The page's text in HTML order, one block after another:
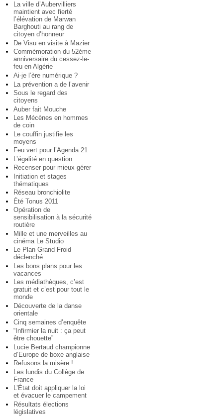
La ville d’Aubervilliers
maintient avec fierté
l’élévation de Marwan
Barghouti au rang de
citoyen d’honneur
De Visu en visite à Mazier
Commémoration du 52ème
anniversaire du cessez-le-
feu en Algérie
Ai-je l’ère numérique ?
La prévention a de l’avenir
Sous le regard des
citoyens
Auber fait Mouche
Les Mécènes en hommes
de coin
Le couffin justifie les
moyens
Feu vert pour l’Agenda 21
L’égalité en question
Recenser pour mieux gérer
Initiation et stages
thématiques
Réseau bronchiolite
Été Tonus 2011
Opération de
sensibilisation à la sécurité
routière
Mille et une merveilles au
cinéma Le Studio
Le Plan Grand Froid
déclenché
Les bons plans pour les
vacances
Les médiathèques, c’est
gratuit et c’est pour tout le
monde
Découverte de la danse
orientale
Cinq semaines d’enquête
“Infirmier la nuit : ça peut
être chouette”
Lucie Bertaud championne
d’Europe de boxe anglaise
Refusons la misère !
Les lundis du Collège de
France
L’État doit appliquer la loi
et évacuer le campement
Résultats élections
législatives